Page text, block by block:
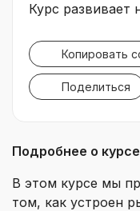
Курс развивает
Копировать
Поделиться
Подробнее о курсе
В этом курсе мы
том, как устроен